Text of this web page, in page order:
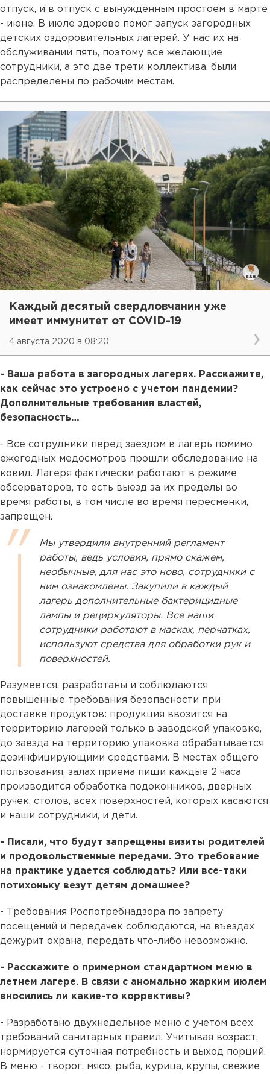
отпуск, и в отпуск с вынужденным простоем в марте
- июне. В июле здорово помог запуск загородных
детских оздоровительных лагерей. У нас их на
обслуживании пять, поэтому все желающие
сотрудники, а это две трети коллектива, были
распределены по рабочим местам.
Каждый десятый свердловчанин уже
имеет иммунитет от COVID-19
4 августа 2020 в 08:20
- Ваша работа в загородных лагерях. Расскажите,
как сейчас это устроено с учетом пандемии?
Дополнительные требования властей,
безопасность…
- Все сотрудники перед заездом в лагерь помимо
ежегодных медосмотров прошли обследование на
ковид. Лагеря фактически работают в режиме
обсерваторов, то есть выезд за их пределы во
время работы, в том числе во время пересменки,
запрещен.
Мы утвердили внутренний регламент
работы, ведь условия, прямо скажем,
необычные, для нас это ново, сотрудники с
ним ознакомлены. Закупили в каждый
лагерь дополнительные бактерицидные
лампы и рециркуляторы. Все наши
сотрудники работают в масках, перчатках,
используют средства для обработки рук и
поверхностей.
Разумеется, разработаны и соблюдаются
повышенные требования безопасности при
доставке продуктов: продукция ввозится на
территорию лагерей только в заводской упаковке,
до заезда на территорию упаковка обрабатывается
дезинфицирующими средствами. В местах общего
пользования, залах приема пищи каждые 2 часа
производится обработка подоконников, дверных
ручек, столов, всех поверхностей, которых касаются
и наши сотрудники, и дети.
- Писали, что будут запрещены визиты родителей
и продовольственные передачи. Это требование
на практике удается соблюдать? Или все-таки
потихоньку везут детям домашнее?
- Требования Роспотребнадзора по запрету
посещений и передачек соблюдаются, на въездах
дежурит охрана, передать что-либо невозможно.
- Расскажите о примерном стандартном меню в
летнем лагере. В связи с аномально жарким июлем
вносились ли какие-то коррективы?
- Разработано двухнедельное меню с учетом всех
требований санитарных правил. Учитывая возраст,
нормируется суточная потребность и выход порций.
В меню - творог, мясо, рыба, курица, крупы, свежие